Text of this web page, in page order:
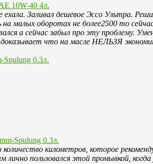
10W-40 4л.
Заливал дешевое Эссо Ультра.
малых оборотах не более2500 то
а сейчас забыл про эту проблему.
что на масле НЕЛЬЗЯ
Spulung 0.3л.
километров, которое
пользовался этой промывкой,